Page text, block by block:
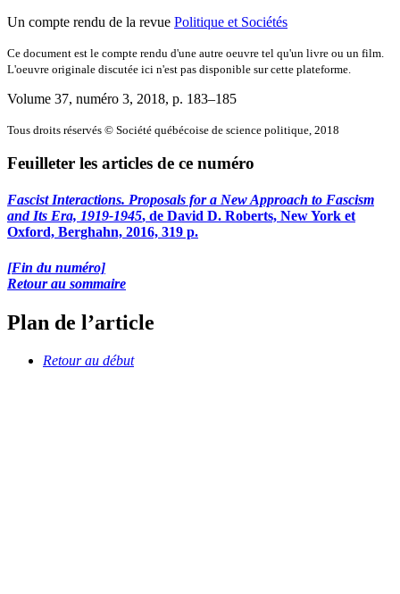
Un compte rendu de la revue Politique et Sociétés
Ce document est le compte rendu d'une autre oeuvre tel qu'un livre ou un film.
L'oeuvre originale discutée ici n'est pas disponible sur cette plateforme.
Volume 37, numéro 3, 2018, p. 183–185
Tous droits réservés © Société québécoise de science politique, 2018
Feuilleter les articles de ce numéro
Fascist Interactions. Proposals for a New Approach to Fascism
and Its Era, 1919-1945, de David D. Roberts, New York et
Oxford, Berghahn, 2016, 319 p.
[Fin du numéro]
Retour au sommaire
Plan de l’article
Retour au début